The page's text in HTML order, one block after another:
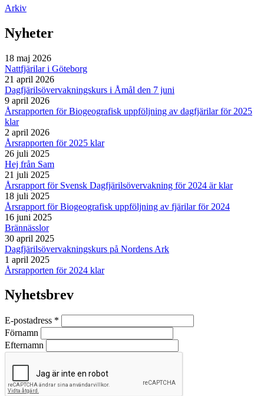
Arkiv
Nyheter
18 maj 2026
Nattfjärilar i Göteborg
21 april 2026
Dagfjärilsövervakningskurs i Åmål den 7 juni
9 april 2026
Årsrapporten för Biogeografisk uppföljning av dagfjärilar för 2025
klar
2 april 2026
Årsrapporten för 2025 klar
26 juli 2025
Hej från Sam
21 juli 2025
Årsrapport för Svensk Dagfjärilsövervakning för 2024 är klar
18 juli 2025
Årsrapport för Biogeografisk uppföljning av fjärilar för 2024
16 juni 2025
Brännässlor
30 april 2025
Dagfjärilsövervakningskurs på Nordens Ark
1 april 2025
Årsrapporten för 2024 klar
Nyhetsbrev
E-postadress *
Förnamn
Efternamn